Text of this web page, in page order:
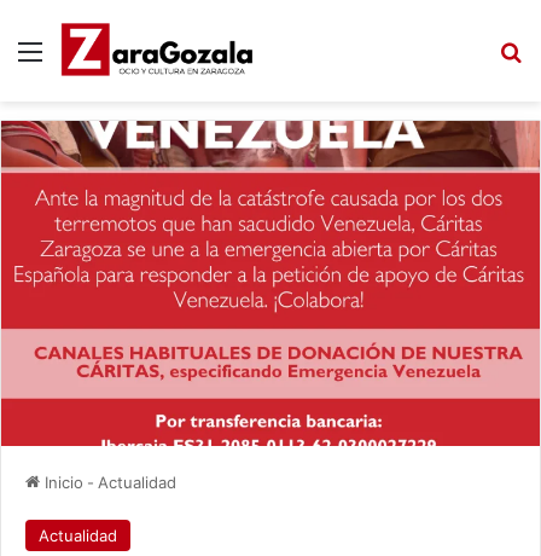
Menú
Inicio - Actualidad
Actualidad